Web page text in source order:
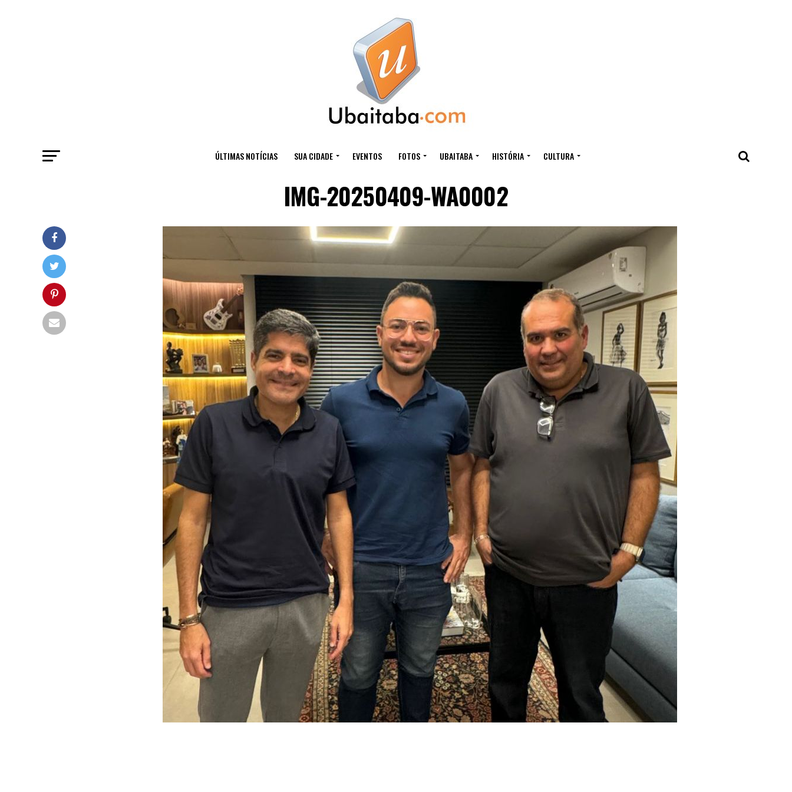
ÚLTIMAS NOTÍCIAS SUA CIDADE EVENTOS FOTOS UBAITABA HISTÓRIA CULTURA
IMG-20250409-WA0002